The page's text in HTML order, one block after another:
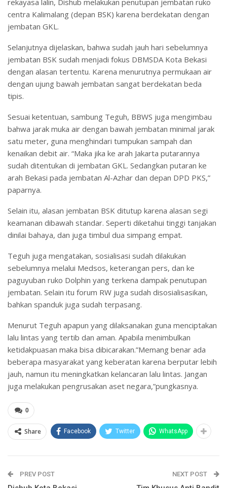
centra Kalimalang (depan BSK) karena berdekatan dengan
jembatan GKL.
Selanjutnya dijelaskan, bahwa sudah jauh hari sebelumnya
jembatan BSK sudah menjadi fokus DBMSDA Kota Bekasi
dengan alasan tertentu. Karena menurutnya permukaan air
dengan ujung bawah jembatan sangat berdekatan beda
tipis.
Sesuai ketentuan, sambung Teguh, BBWS juga mengimbau
bahwa jarak muka air dengan bawah jembatan minimal jarak
satu meter, guna menghindari tumpukan sampah dan
kenaikan debit air. “Maka jika ke arah Jakarta putarannya
sudah ditentukan di jembatan GKL. Sedangkan putaran ke
arah Bekasi pada jembatan Al-Azhar dan depan DPD PKS,”
paparnya.
Selain itu, alasan jembatan BSK ditutup karena alasan segi
keamanan dibawah standar. Seperti diketahui tinggi tanjakan
dinilai bahaya, dan juga timbul dua simpang empat.
Teguh juga mengatakan, sosialisasi sudah dilakukan
sebelumnya melalui Medsos, keterangan pers, dan ke
paguyuban ruko Dolphin yang terkena dampak penutupan
jembatan. Selain itu forum RW juga sudah disosialisasikan,
bahkan spanduk juga sudah terpasang.
Menurut Teguh apapun yang dilaksanakan guna menciptakan
lalu lintas yang tertib dan aman. Apabila menimbulkan
ketidakpuasan maka bisa dibicarakan.”Memang benar ada
beberapa masyarakat yang keberatan karena berputar lebih
jauh, namun itu meningkatkan kelancaran lalu lintas. Jangan
juga melakukan pengrusakan aset negara,”pungkasnya.
0
Share Facebook Twitter WhatsApp
PREV POST NEXT POST